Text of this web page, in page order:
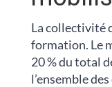
La collectivité
formation. Le
20 % du total
l’ensemble